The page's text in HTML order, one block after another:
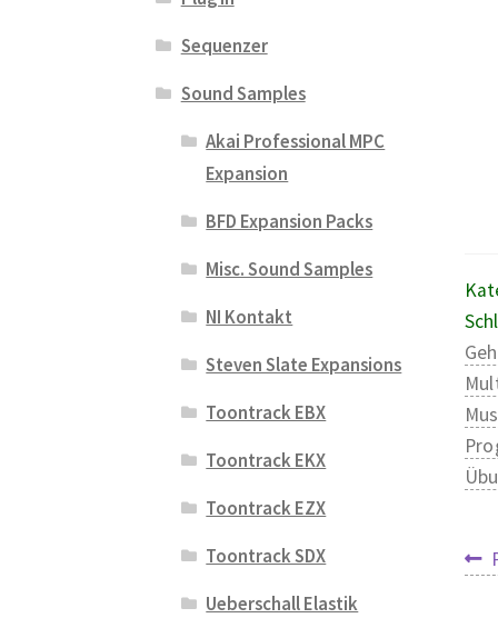
Sequenzer
Sound Samples
Akai Professional MPC
Expansion
BFD Expansion Packs
Misc. Sound Samples
NI Kontakt
Steven Slate Expansions
Toontrack EBX
Toontrack EKX
Toontrack EZX
Toontrack SDX
Ueberschall Elastik